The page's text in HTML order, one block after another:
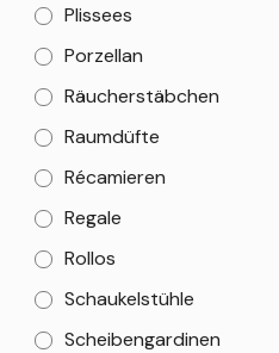
Plissees
Porzellan
Räucherstäbchen
Raumdüfte
Récamieren
Regale
Rollos
Schaukelstühle
Scheibengardinen